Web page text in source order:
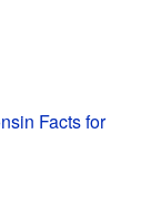
Facts for